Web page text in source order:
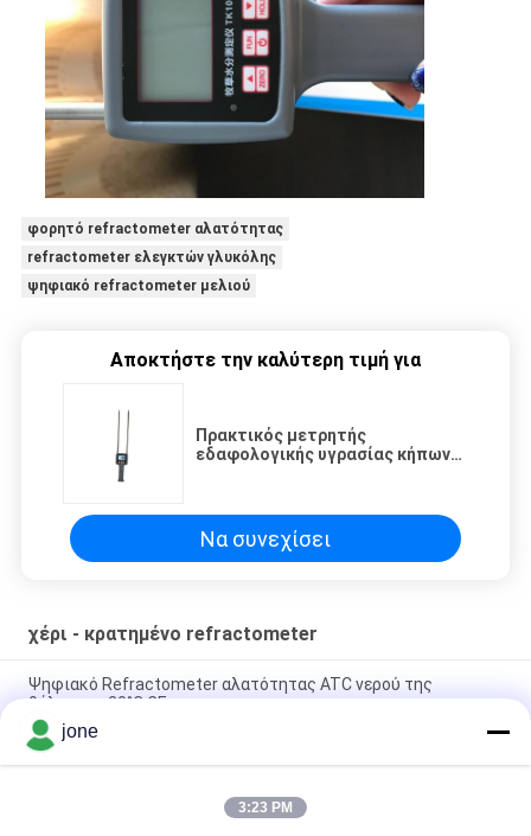
φορητό refractometer αλατότητας
refractometer ελεγκτών γλυκόλης
ψηφιακό refractometer μελιού
Αποκτήστε την καλύτερη τιμή για
Πρακτικός μετρητής
εδαφολογικής υγρασίας κήπων
χορτονομής
Να συνεχίσει
χέρι - κρατημένο refractometer
Ψηφιακό Refractometer αλατότητας ATC νερού της
θάλασσας 20°C CE
100ppt δώρο που συσκευάζει 2 1 Refractometer αλατότητας
ATC
Ψηφιακός μετρητής αλατότητας ATC ενυδρείων 1.070SG
jone
3:23 PM